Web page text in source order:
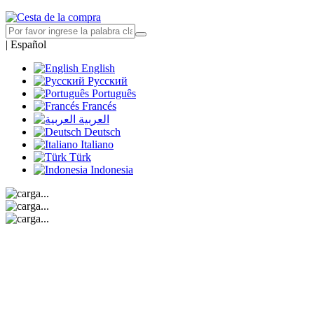
| Español
English
Русский
Português
Francés
العربية
Deutsch
Italiano
Türk
Indonesia